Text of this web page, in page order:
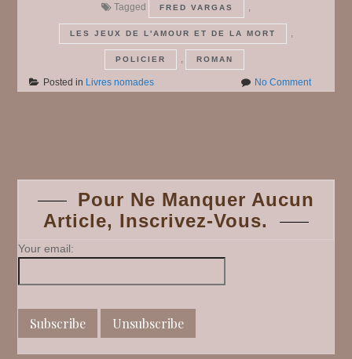
Tagged FRED VARGAS
LES JEUX DE L'AMOUR ET DE LA MORT
POLICIER ROMAN
Posted in Livres nomades No Commenton
navigation
Pour Ne Manquer Aucun
Article, Inscrivez-Vous.
Your email: